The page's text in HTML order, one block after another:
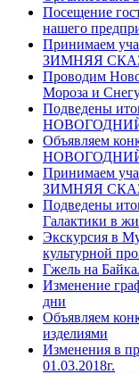
Посещение
нашего
Принимаем
ЗИМНЯЯ
Проводим
Мороза и
Подведены
Объявляем
Принимаем
ЗИМНЯЯ
Подведены
Галактики в
Экскурсия в
культурной
Гжель на
Изменение
дни
Объявляем
изделиями
Изменения в
01.03.2018г.